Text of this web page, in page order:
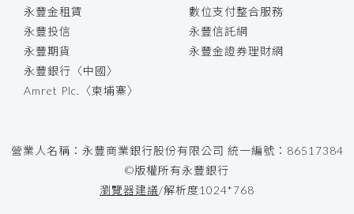
永豐金租賃
永豐投信
永豐期貨
永豐銀行〈中國〉
Amret Plc.〈柬埔寨〉
數位支付整合服務
永豐信託網
永豐金證券理財網
營業人名稱：永豐商業銀行股份有限公司 統一編號：86517384
©版權所有永豐銀行
瀏覽器建議/解析度1024*768